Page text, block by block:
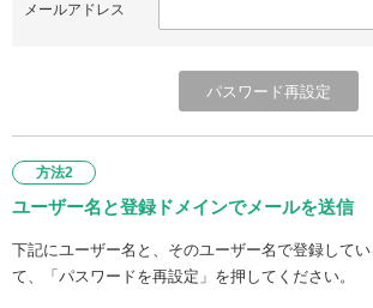
メールアドレス
方法2
ユーザー名と登録ドメインでメールを送信
下記にユーザー名と、そのユーザー名で登録して
て、「パスワードを再設定」を押してください。